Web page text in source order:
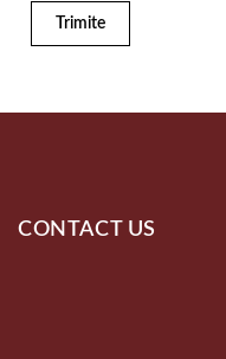
Trimite
CONTACT US